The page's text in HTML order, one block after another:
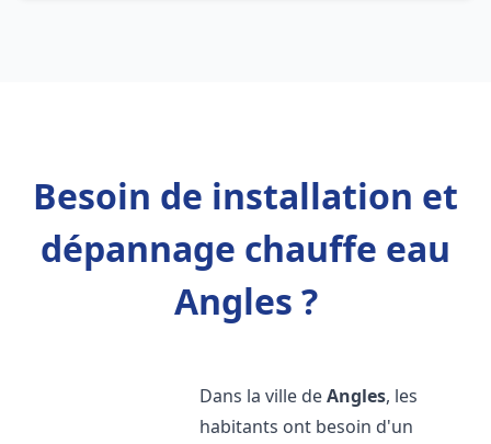
Besoin de installation et
dépannage chauffe eau
Angles ?
Dans la ville deAngles, les
habitants ont besoin d'un